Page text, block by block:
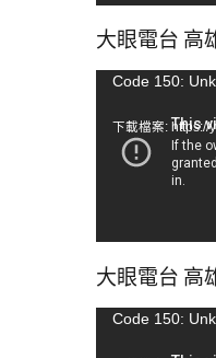
大眼電台 高
視Code 150:
下載檔案: https://
大眼電台 高
視Code 150: